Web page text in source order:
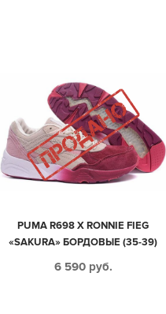
PUMA R698 X RONNIE FIEG
«SAKURA» БОРДОВЫЕ (35-39)
6 590 руб.